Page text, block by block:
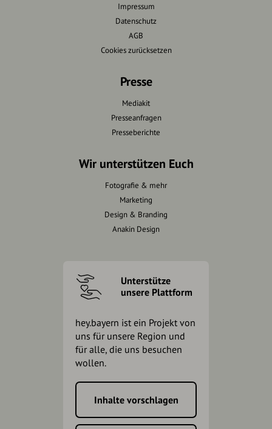
Impressum
Datenschutz
AGB
Cookies zurücksetzen
Presse
Mediakit
Presseanfragen
Presseberichte
Wir unterstützen Euch
Fotografie & mehr
Marketing
Design & Branding
Anakin Design
Unterstütze
unsere Plattform
hey.bayern ist ein Projekt von
uns für unsere Region und
für alle, die uns besuchen
wollen.
Inhalte vorschlagen